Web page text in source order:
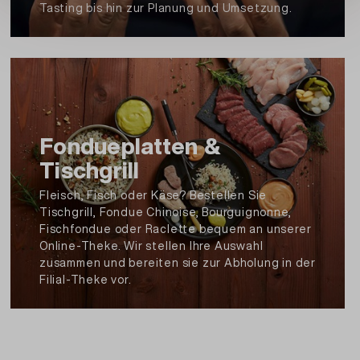
getrocknete Erdbeeren, Malzmehl (aus
GERSTE), Verdickungsmittel: E415,
Rindergelatine, Gelier- und Verdickungsmittel:
Tragant, Kochsalz, MANDELN, Farbstoff: E120,
Trägerstoff: E1520, Backtriebmittel: E500,
Kakaopulver, Maltodextrin, Palmfett gehärtet,
natürliche und naturidentische Aromen,
Sonnenblumenöl, WEIZENprotein,
Feuchthaltemittel Sorbit, Farbstoff: E100,
Farbstoff: E160b, Karottenextrakt, Glukosesirup
Allergene:
Kann Baumnüsse, Erdnüsse, Haselnüsse,
Pistazien, Paranüsse, Macadamianüsse,
Pecanüsse, Cashewkerne enthalten.
Tasting bis hin zur Planung und Umsetzung.
Fondueplatten &
Tischgrill
Fleisch, Fisch oder Käse? Bestellen Sie
Tischgrill, Fondue Chinoise, Bourguignonne,
Fischfondue oder Raclette bequem an unserer
Online-Theke. Wir stellen Ihre Auswahl
zusammen und bereiten sie zur Abholung in der
Filial-Theke vor.